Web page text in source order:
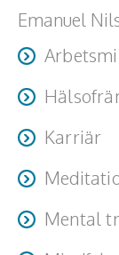
Hälsa,
Innovation,
Emanuel
Karriär
Mental